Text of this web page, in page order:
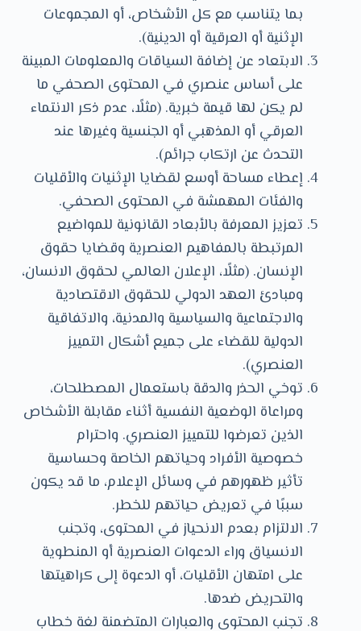
بما يتناسب مع كل الأشخاص، أو المجموعات
الإثنية أو العرقية أو الدينية).
الابتعاد عن إضافة السياقات والمعلومات المبينة
على أساس عنصري في المحتوى الصحفي ما
لم يكن لها قيمة خبرية. (مثلًا، عدم ذكر الانتماء
العرقي أو المذهبي أو الجنسية وغيرها عند
التحدث عن ارتكاب جرائم).
إعطاء مساحة أوسع لقضايا الإثنيات والأقليات
والفئات المهمشة في المحتوى الصحفي.
تعزيز المعرفة بالأبعاد القانونية للمواضيع
المرتبطة بالمفاهيم العنصرية وقضايا حقوق
الإنسان. (مثلًا، الإعلان العالمي لحقوق الانسان،
ومبادئ العهد الدولي للحقوق الاقتصادية
والاجتماعية والسياسية والمدنية، والاتفاقية
الدولية للقضاء على جميع أشكال التمييز
العنصري).
توخي الحذر والدقة باستعمال المصطلحات،
ومراعاة الوضعية النفسية أثناء مقابلة الأشخاص
الذين تعرضوا للتمييز العنصري. واحترام
خصوصية الأفراد وحياتهم الخاصة وحساسية
تأثير ظهورهم في وسائل الإعلام، ما قد يكون
سببًا في تعريض حياتهم للخطر.
الالتزام بعدم الانحياز في المحتوى، وتجنب
الانسياق وراء الدعوات العنصرية أو المنطوية
على امتهان الأقليات، أو الدعوة إلى كراهيتها
والتحريض ضدها.
تجنب المحتوى والعبارات المتضمنة لغة خطاب